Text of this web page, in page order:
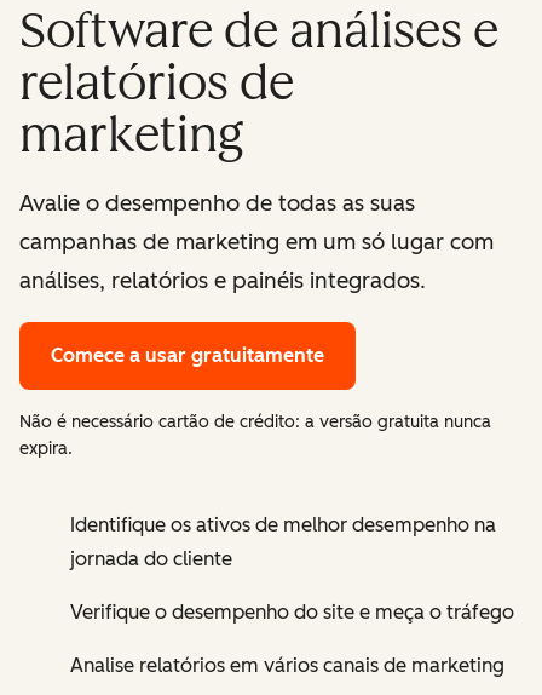
Software de análises e
relatórios de
marketing
Avalie o desempenho de todas as suas
campanhas de marketing em um só lugar com
análises, relatórios e painéis integrados.
Comece a usar gratuitamente
Não é necessário cartão de crédito: a versão gratuita nunca
expira.
Identifique os ativos de melhor desempenho na
jornada do cliente
Verifique o desempenho do site e meça o tráfego
Analise relatórios em vários canais de marketing